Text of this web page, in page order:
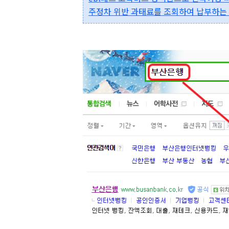
주정차 위반 과태료를 조회하여 납부하